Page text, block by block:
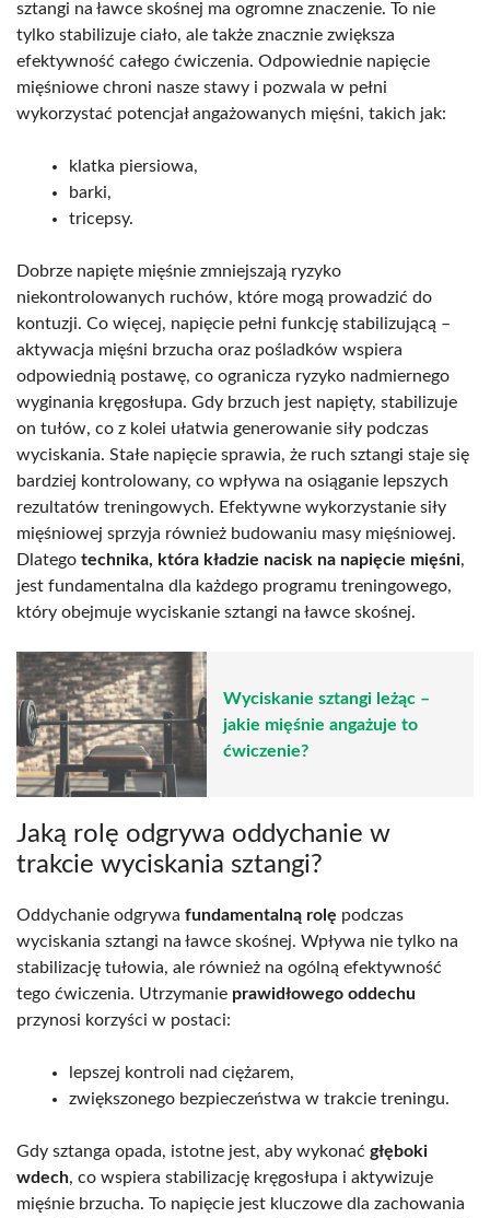
sztangi na ławce skośnej ma ogromne znaczenie. To nie
tylko stabilizuje ciało, ale także znacznie zwiększa
efektywność całego ćwiczenia. Odpowiednie napięcie
mięśniowe chroni nasze stawy i pozwala w pełni
wykorzystać potencjał angażowanych mięśni, takich jak:
klatka piersiowa,
barki,
tricepsy.
Dobrze napięte mięśnie zmniejszają ryzyko
niekontrolowanych ruchów, które mogą prowadzić do
kontuzji. Co więcej, napięcie pełni funkcję stabilizującą –
aktywacja mięśni brzucha oraz pośladków wspiera
odpowiednią postawę, co ogranicza ryzyko nadmiernego
wyginania kręgosłupa. Gdy brzuch jest napięty, stabilizuje
on tułów, co z kolei ułatwia generowanie siły podczas
wyciskania. Stałe napięcie sprawia, że ruch sztangi staje się
bardziej kontrolowany, co wpływa na osiąganie lepszych
rezultatów treningowych. Efektywne wykorzystanie siły
mięśniowej sprzyja również budowaniu masy mięśniowej.
Dlatego technika, która kładzie nacisk na napięcie mięśni,
jest fundamentalna dla każdego programu treningowego,
który obejmuje wyciskanie sztangi na ławce skośnej.
Wyciskanie sztangi leżąc –
jakie mięśnie angażuje to
ćwiczenie?
Jaką rolę odgrywa oddychanie w
trakcie wyciskania sztangi?
Oddychanie odgrywa fundamentalną rolę podczas
wyciskania sztangi na ławce skośnej. Wpływa nie tylko na
stabilizację tułowia, ale również na ogólną efektywność
tego ćwiczenia. Utrzymanie prawidłowego oddechu
przynosi korzyści w postaci:
lepszej kontroli nad ciężarem,
zwiększonego bezpieczeństwa w trakcie treningu.
Gdy sztanga opada, istotne jest, aby wykonać głęboki
wdech, co wspiera stabilizację kręgosłupa i aktywizuje
mięśnie brzucha. To napięcie jest kluczowe dla zachowania